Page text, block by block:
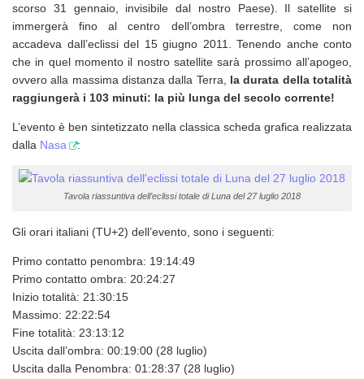
scorso 31 gennaio, invisibile dal nostro Paese). Il satellite si
immergerà fino al centro dell’ombra terrestre, come non
accadeva dall’eclissi del 15 giugno 2011. Tenendo anche conto
che in quel momento il nostro satellite sarà prossimo all’apogeo,
ovvero alla massima distanza dalla Terra, la durata della totalità
raggiungerà i 103 minuti: la più lunga del secolo corrente!
L’evento è ben sintetizzato nella classica scheda grafica realizzata
dalla Nasa :
Tavola riassuntiva dell’eclissi totale di Luna del 27 luglio 2018
Gli orari italiani (TU+2) dell’evento, sono i seguenti:
Primo contatto penombra: 19:14:49
Primo contatto ombra: 20:24:27
Inizio totalità: 21:30:15
Massimo: 22:22:54
Fine totalità: 23:13:12
Uscita dall’ombra: 00:19:00 (28 luglio)
Uscita dalla Penombra: 01:28:37 (28 luglio)